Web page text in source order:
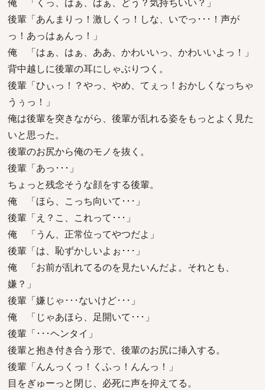
後輩「あんまりっ！激しくっ！しな、いでっ･･･！声が
っ！あっはぁんっ！」
俺 「はぁ、はぁ、ああ、かわいいっ、かわいいよっ！」
背中越しに後輩の耳にしゃぶりつく。
後輩「ひぃっ！？やっ、やめ、てぇっ！おかしくなっちゃ
うぅっ！」
俺は後輩を突きながら、後輩が乱れる姿をもっとよく見た
いと思った。
後輩のお尻から俺のモノを抜く。
後輩「あっ･･･」
ちょっと残念そうな顔をする後輩。
俺 「ほら、こっち向いて･･･」
後輩「え？こ、これって･･･」
俺 「うん、正常位ってやつだよ」
後輩「は、恥ずかしいよぉ･･･」
俺 「お前が乱れてるのを見たいんだよ。それとも、
嫌？」
後輩「嫌じゃ･･･ないけど･･･」
俺 「じゃあほら、足開いて･･･」
後輩「･･･ヘンタイ」
後輩と抱き付き合う形で、後輩のお尻に挿入する。
後輩「んんっくっ！くふっ！んんっ！」
目をぎゅーっと閉じ、必死に声を抑えてる。